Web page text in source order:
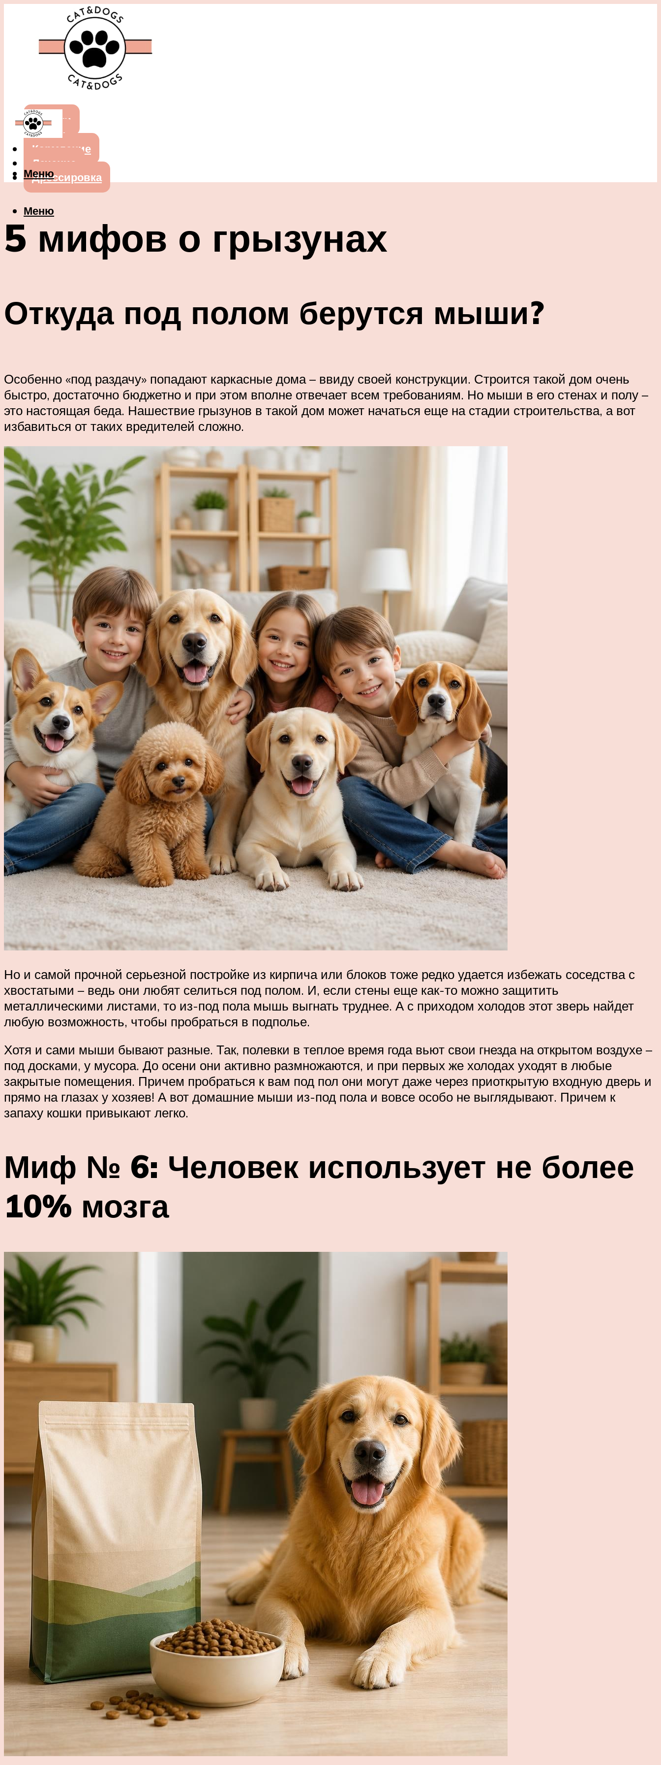
Собаки
Кошки
Кормление
Лечение
Дрессировка
Меню
Меню
5 мифов о грызунах
Откуда под полом берутся мыши?
Особенно «под раздачу» попадают каркасные дома – ввиду своей конструкции. Строится такой дом очень
быстро, достаточно бюджетно и при этом вполне отвечает всем требованиям. Но мыши в его стенах и полу –
это настоящая беда. Нашествие грызунов в такой дом может начаться еще на стадии строительства, а вот
избавиться от таких вредителей сложно.
Но и самой прочной серьезной постройке из кирпича или блоков тоже редко удается избежать соседства с
хвостатыми – ведь они любят селиться под полом. И, если стены еще как-то можно защитить
металлическими листами, то из-под пола мышь выгнать труднее. А с приходом холодов этот зверь найдет
любую возможность, чтобы пробраться в подполье.
Хотя и сами мыши бывают разные. Так, полевки в теплое время года вьют свои гнезда на открытом воздухе –
под досками, у мусора. До осени они активно размножаются, и при первых же холодах уходят в любые
закрытые помещения. Причем пробраться к вам под пол они могут даже через приоткрытую входную дверь и
прямо на глазах у хозяев! А вот домашние мыши из-под пола и вовсе особо не выглядывают. Причем к
запаху кошки привыкают легко.
Миф № 6: Человек использует не более
10% мозга